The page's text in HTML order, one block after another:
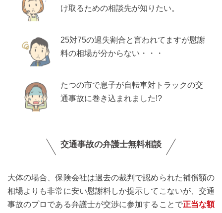
け取るための相談先が知りたい。
25対75の過失割合と言われてますが慰謝
料の相場が分からない・・・
たつの市で息子が自転車対トラックの交
通事故に巻き込まれました!?
交通事故の弁護士無料相談
大体の場合、保険会社は過去の裁判で認められた補償額の
相場よりも非常に安い慰謝料しか提示してこないが、交通
事故のプロである弁護士が交渉に参加することで正当な額